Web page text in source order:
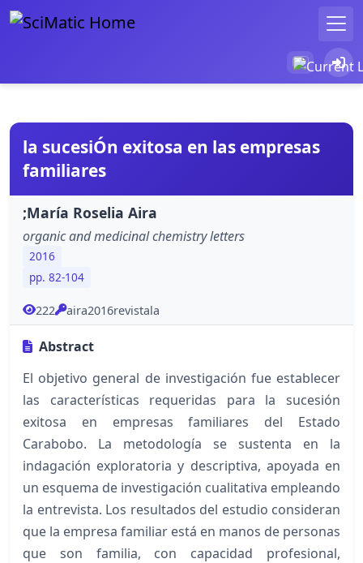
la sucesiÓn exitosa en las empresas
familiares
;María Roselia Aira
organic and medicinal chemistry letters
2016
pp. 82-104
222 aira2016revistala
Abstract
El objetivo general de investigación fue establecer
las características requeridas para la sucesión
exitosa en empresas familiares del Estado
Carabobo. La metodología se sustenta en la
indagación exploratoria y descriptiva, apoyada en
un esquema de investigación cualitativa empleando
la entrevista. Los resultados del estudio consideran
que la empresa familiar está en manos de personas
que son familia, con capacidad profesional,